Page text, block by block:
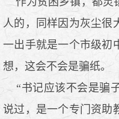
人的，同样因为灰尘很
一出手就是一个市级初
想，这会不会是骗纸。
“书记应该不会是骗
说过，是一个专门资助